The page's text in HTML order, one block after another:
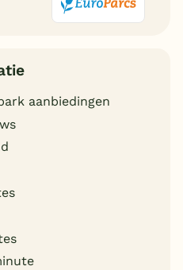
aanbiedingen